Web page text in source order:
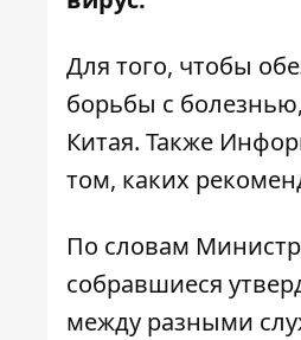
Для того, чтобы
борьбы с
Китая. Также
том, каких
По словам
собравшиеся
между разными